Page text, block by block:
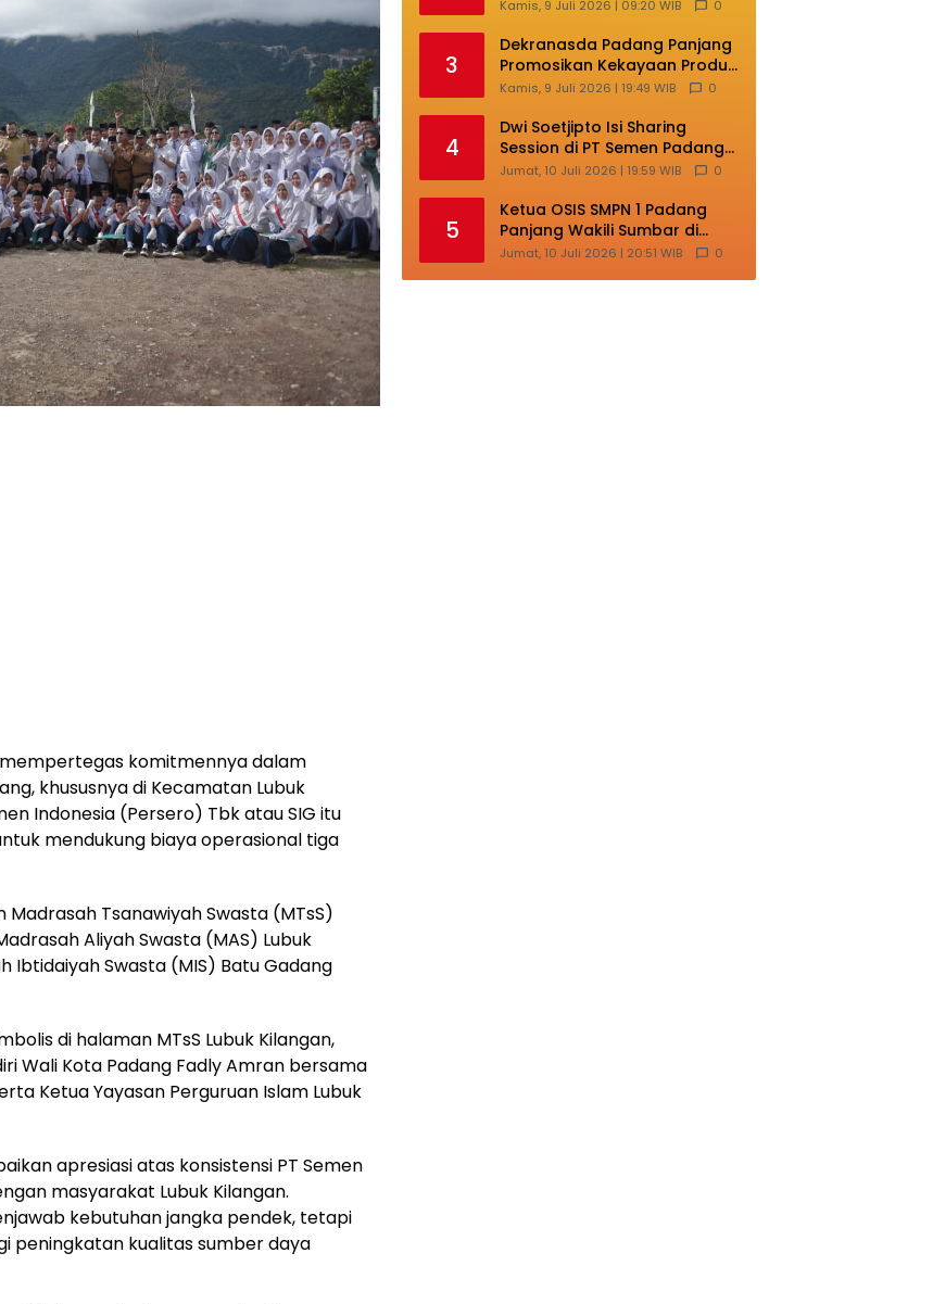
mempertegas komitmennya dalam
khususnya di Kecamatan Lubuk
Indonesia (Persero) Tbk atau SIG itu
mendukung biaya operasional tiga
Tsanawiyah Swasta (MTsS)
Aliyah Swasta (MAS) Lubuk
Ibtidaiyah Swasta (MIS) Batu Gadang
di halaman MTsS Lubuk Kilangan,
Wali Kota Padang Fadly Amran bersama
Ketua Yayasan Perguruan Islam Lubuk
apresiasi atas konsistensi PT Semen
masyarakat Lubuk Kilangan.
kebutuhan jangka pendek, tetapi
peningkatan kualitas sumber daya
Kehilangan Ruang
Berkembang
Kamis, 9 Juli 2026 | 09:20 WIB 0
3
Dekranasda Padang Panjang
Promosikan Kekayaan Produk
Lokal di Ajang Nasional
Kamis, 9 Juli 2026 | 19:49 WIB 0
4
Dwi Soetjipto Isi Sharing
Session di PT Semen Padang;
Perusahaan Dituntut Lakukan
Jumat, 10 Juli 2026 | 19:59 WIB 0
5
Ketua OSIS SMPN 1 Padang
Panjang Wakili Sumbar di
Ajang Nasional Bintang Sobat
Jumat, 10 Juli 2026 | 20:51 WIB 0